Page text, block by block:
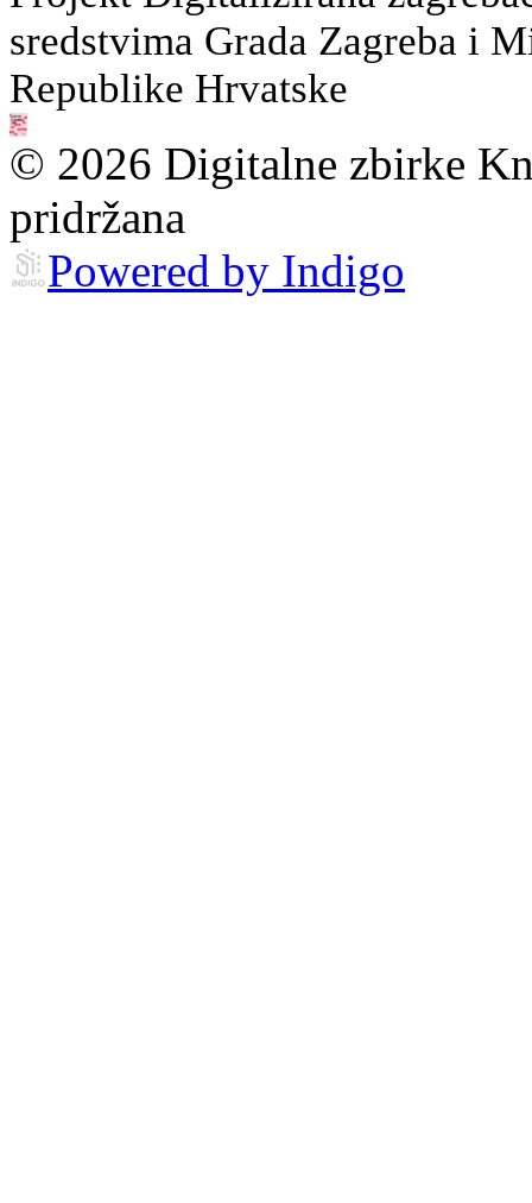
sredstvima Grada Zagreba i
Republike Hrvatske
© 2026 Digitalne zbirke
pridržana
Powered by Indigo